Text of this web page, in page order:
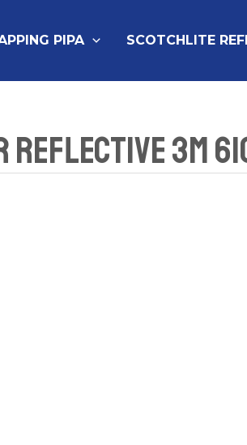
PIPA SCOTCHLITE
3M